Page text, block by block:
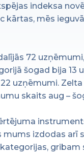
indeksa
kārtas, mēs
72
šogad bija 13
uzņēmumi. Zelta
skaits aug –
izdodas arī
gribam